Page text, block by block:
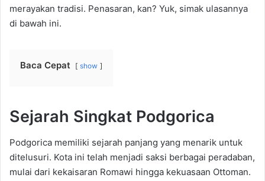
merayakan tradisi. Penasaran, kan? Yuk, simak ulasannya
di bawah ini.
Baca Cepat show
Sejarah Singkat Podgorica
Podgorica memiliki sejarah panjang yang menarik untuk
ditelusuri. Kota ini telah menjadi saksi berbagai peradaban,
mulai dari kekaisaran Romawi hingga kekuasaan Ottoman.